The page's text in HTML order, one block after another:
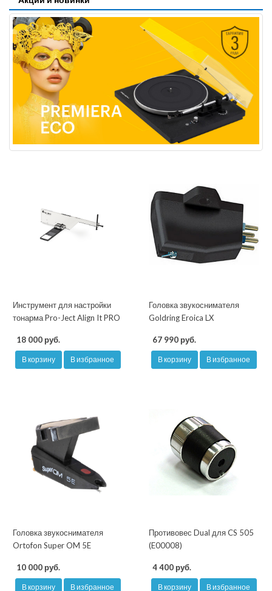
Инструмент для настройки
тонарма Pro-Ject Align It PRO
18 000 руб.
В корзину В избранное
Головка звукоснимателя
Goldring Eroica LX
67 990 руб.
В корзину В избранное
Головка звукоснимателя
Ortofon Super OM 5E
10 000 руб.
В корзину В избранное
Противовес Dual для CS 505
(E00008)
4 400 руб.
В корзину В избранное